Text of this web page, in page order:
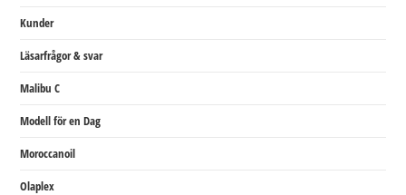
Kunder
Läsarfrågor & svar
Malibu C
Modell för en Dag
Moroccanoil
Olaplex